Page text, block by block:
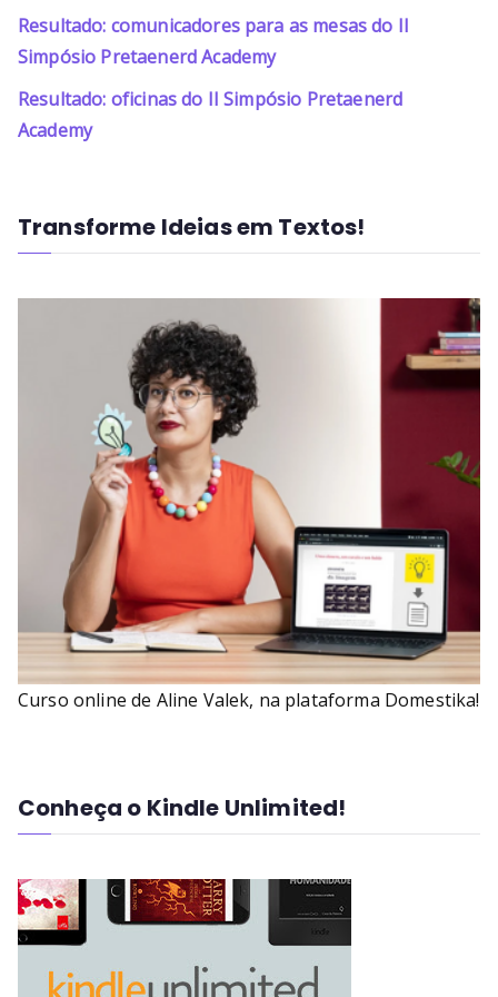
Resultado: comunicadores para as mesas do II
Simpósio Pretaenerd Academy
Resultado: oficinas do II Simpósio Pretaenerd
Academy
Transforme Ideias em Textos!
Curso online de Aline Valek, na plataforma Domestika!
Conheça o Kindle Unlimited!